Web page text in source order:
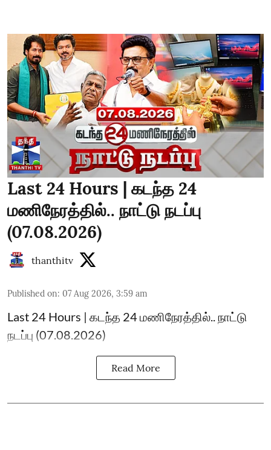
Last 24 Hours | கடந்த 24
மணிநேரத்தில்.. நாட்டு நடப்பு
(07.08.2026)
thanthitv
Published on: 07 Aug 2026, 3:59 am
Last 24 Hours | கடந்த 24 மணிநேரத்தில்.. நாட்டு
நடப்பு (07.08.2026)
Read More